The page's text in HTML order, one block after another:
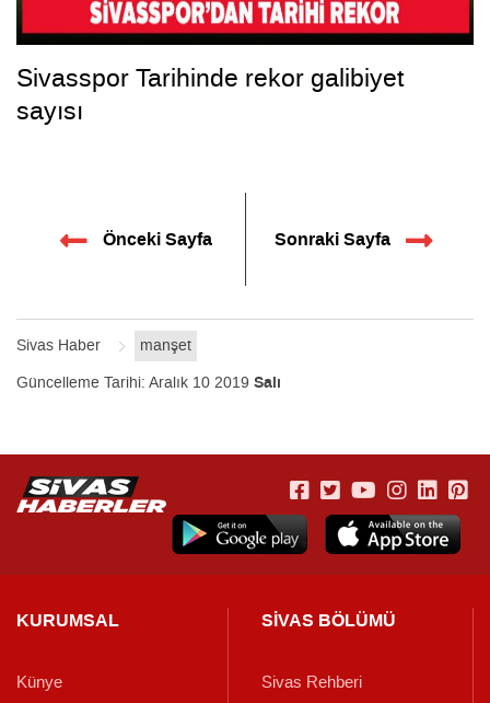
Sivas Haber
manşet
Güncelleme Tarihi: Aralık 10 2019 Salı
Sivasspor Tarihinde rekor galibiyet
sayısı
Önceki Sayfa Sonraki Sayfa
KURUMSAL
Künye
SİVAS BÖLÜMÜ
Sivas Rehberi